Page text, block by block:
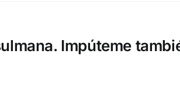
Impúteme